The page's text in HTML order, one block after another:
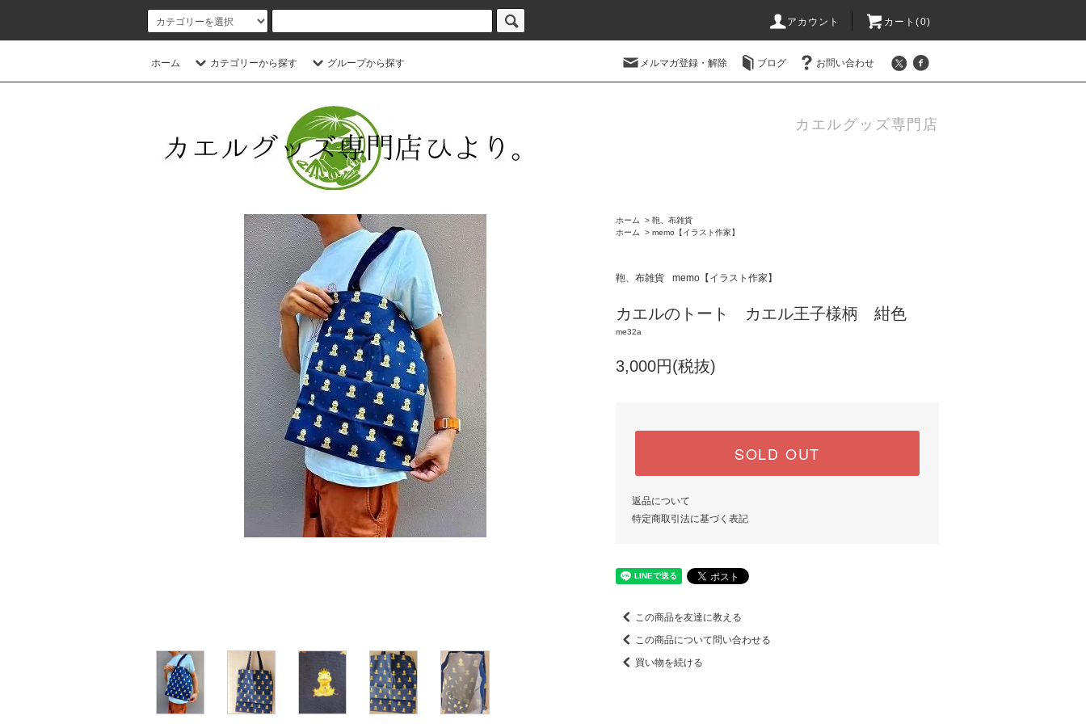
アカウント カート(0)
ホーム カテゴリーから探す グループから探す メルマガ登録・解除 ブログ お問い合わせ
カエルグッズ専門店
ホーム > 鞄、布雑貨
ホーム
> memo【イラスト作家】
鞄、布雑貨 memo【イラスト作家】
カエルのトート カエル王子様柄 紺色
me32a
3,000円(税抜)
SOLD OUT
返品について
特定商取引法に基づく表記
この商品を友達に教える
この商品について問い合わせる
買い物を続ける